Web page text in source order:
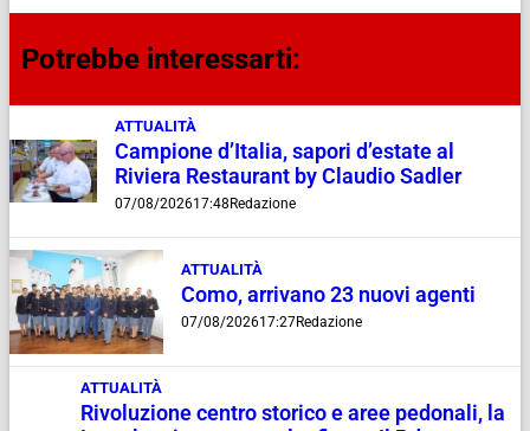
Potrebbe interessarti:
ATTUALITÀ
Campione d’Italia, sapori d’estate al
Riviera Restaurant by Claudio Sadler
07/08/202617:48 Redazione
ATTUALITÀ
Como, arrivano 23 nuovi agenti
07/08/202617:27Redazione
ATTUALITÀ
Rivoluzione centro storico e aree pedonali, la